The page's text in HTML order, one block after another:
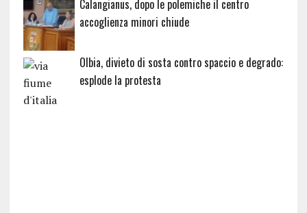
Calangianus, dopo le polemiche il centro
accoglienza minori chiude
Olbia, divieto di sosta contro spaccio e degrado:
esplode la protesta